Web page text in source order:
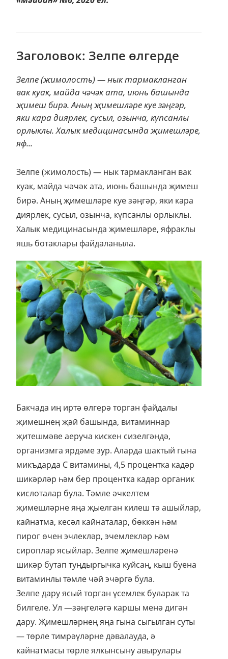
Заголовок: Зелпе өлгерде
Зелпе (жимолость) — нык тармакланган
вак куак, майда чәчәк ата, июнь башында
җимеш бирә. Аның җимешләре куе зәңгәр,
яки кара диярлек, сусыл, озынча, күпсанлы
орлыклы. Халык медицинасында җимешләре,
яф...
Зелпе (жимолость) — нык тармакланган вак
куак, майда чәчәк ата, июнь башында җимеш
бирә. Аның җимешләре куе зәңгәр, яки кара
диярлек, сусыл, озынча, күпсанлы орлыклы.
Халык медицинасында җимешләре, яфраклы
яшь ботаклары файдаланыла.
Бакчада иң иртә өлгерә торган файдалы
җимешнең җәй башында, витаминнар
җитешмәве аеруча кискен сизелгәндә,
организмга ярдәме зур. Аларда шактый гына
микъдарда С витамины, 4,5 процентка кадәр
шикәрләр һәм бер процентка кадәр органик
кислоталар була. Тәмле әчкелтем
җимешләрне яңа җыелган килеш тә ашыйлар,
кайнатма, кесәл кайнаталар, бөккән һәм
пирог өчен эчлекләр, эчемлекләр һәм
сироплар ясыйлар. Зелпе җимешләренә
шикәр бутап туңдыргычка куйсаң, кыш буена
витаминлы тәмле чәй эчәргә була.
Зелпе дару ясый торган үсемлек буларак та
билгеле. Ул —зәңгеләгә каршы менә дигән
дару. Җимешләрнең яңа гына сыгылган суты
— төрле тимрәүләрне дәвалауда, ә
кайнатмасы төрле ялкынсыну авырулары